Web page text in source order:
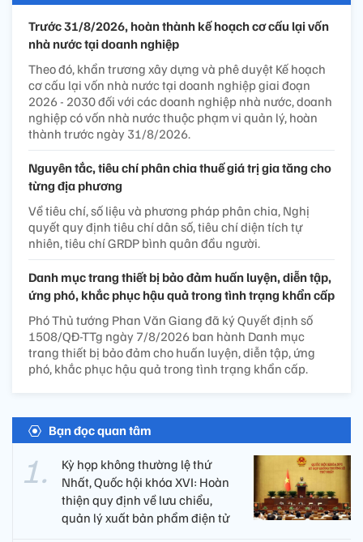
Trước 31/8/2026, hoàn thành kế hoạch cơ cấu lại vốn
nhà nước tại doanh nghiệp
Theo đó, khẩn trương xây dựng và phê duyệt Kế hoạch
cơ cấu lại vốn nhà nước tại doanh nghiệp giai đoạn
2026 - 2030 đối với các doanh nghiệp nhà nước, doanh
nghiệp có vốn nhà nước thuộc phạm vi quản lý, hoàn
thành trước ngày 31/8/2026.
Nguyên tắc, tiêu chí phân chia thuế giá trị gia tăng cho
từng địa phương
Về tiêu chí, số liệu và phương pháp phân chia, Nghị
quyết quy định tiêu chí dân số, tiêu chí diện tích tự
nhiên, tiêu chí GRDP bình quân đầu người.
Danh mục trang thiết bị bảo đảm huấn luyện, diễn tập,
ứng phó, khắc phục hậu quả trong tình trạng khẩn cấp
Phó Thủ tướng Phan Văn Giang đã ký Quyết định số
1508/QĐ-TTg ngày 7/8/2026 ban hành Danh mục
trang thiết bị bảo đảm cho huấn luyện, diễn tập, ứng
phó, khắc phục hậu quả trong tình trạng khẩn cấp.
Bạn đọc quan tâm
Kỳ họp không thường lệ thứ
Nhất, Quốc hội khóa XVI: Hoàn
thiện quy định về lưu chiểu,
quản lý xuất bản phẩm điện tử